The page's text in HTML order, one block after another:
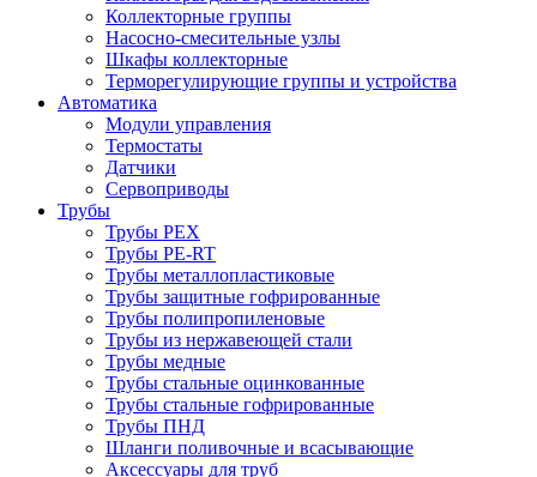
Коллекторные группы
Насосно-смесительные узлы
Шкафы коллекторные
Терморегулирующие группы и устройства
Автоматика
Модули управления
Термостаты
Датчики
Сервоприводы
Трубы
Трубы PEX
Трубы PE-RT
Трубы металлопластиковые
Трубы защитные гофрированные
Трубы полипропиленовые
Трубы из нержавеющей стали
Трубы медные
Трубы стальные оцинкованные
Трубы стальные гофрированные
Трубы ПНД
Шланги поливочные и всасывающие
Аксессуары для труб